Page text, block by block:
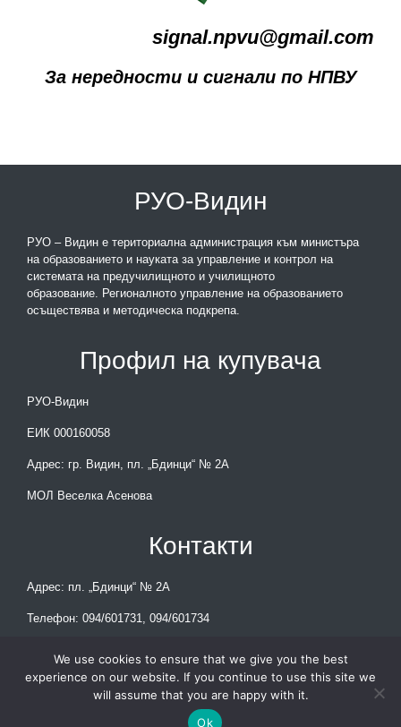
signal.npvu@gmail.com
За нередности и сигнали по НПВУ
РУО-Видин
РУО – Видин е териториална администрация към министъра
на образованието и науката за управление и контрол на
системата на предучилищното и училищното
образование. Регионалното управление на образованието
осъществява и методическа подкрепа.
Профил на купувача
РУО-Видин
ЕИК 000160058
Адрес: гр. Видин, пл. „Бдинци“ № 2А
МОЛ Веселка Асенова
Контакти
Адрес: пл. „Бдинци“ № 2А
Телефон: 094/601731, 094/601734
© РУО-Видин 2023
We use cookies to ensure that we give you the best
experience on our website. If you continue to use this site we
will assume that you are happy with it.
Ok